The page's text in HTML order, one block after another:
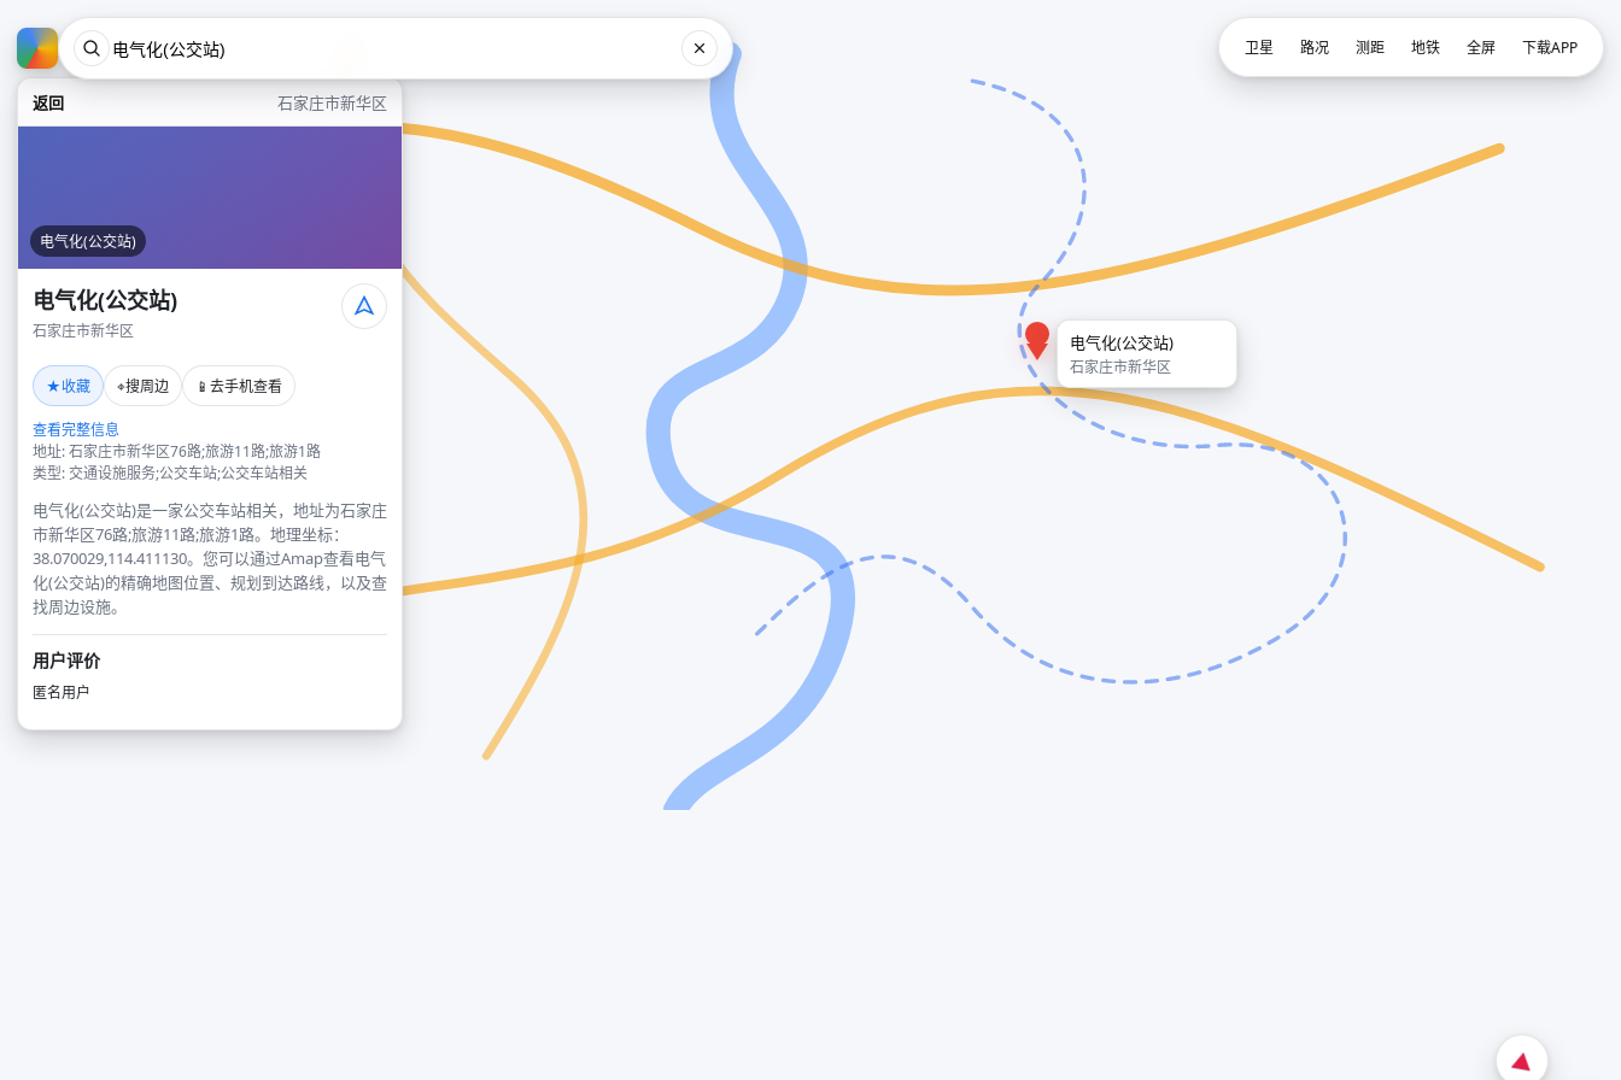
返回 石家庄市新华区
电气化(公交站)
电气化(公交站)
石家庄市新华区
★收藏 ⌖搜周边 📱 去手机查看
查看完整信息
地址: 石家庄市新华区76路;旅游11路;旅游1路
类型: 交通设施服务;公交车站;公交车站相关
电气化(公交站)是一家公交车站相关，地址为石家庄
市新华区76路;旅游11路;旅游1路。地理坐标：
38.070029,114.411130。您可以通过Amap查看电气
化(公交站)的精确地图位置、规划到达路线，以及查
找周边设施。
用户评价
匿名用户
电气化(公交站)
石家庄市新华区
卫星 路况 测距 地铁 全屏 下载APP